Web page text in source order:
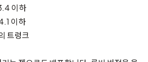
이하
이하
트렁크